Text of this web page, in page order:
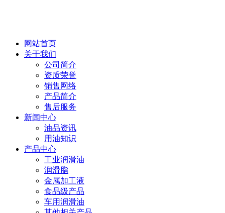
网站首页
关于我们
公司简介
资质荣誉
销售网络
产品简介
售后服务
新闻中心
油品资讯
用油知识
产品中心
工业润滑油
润滑脂
金属加工液
食品级产品
车用润滑油